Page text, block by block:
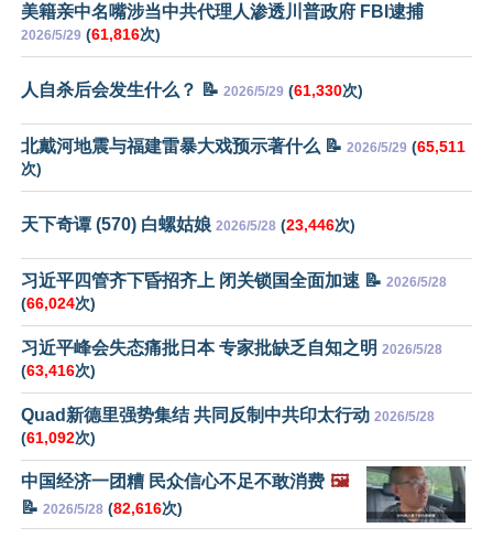
美籍亲中名嘴涉当中共代理人渗透川普政府 FBI逮捕
2026/5/29 (61,816次)
人自杀后会发生什么？ 📝 2026/5/29 (61,330次)
北戴河地震与福建雷暴大戏预示著什么 📝 2026/5/29 (65,511
次)
天下奇谭 (570) 白螺姑娘 2026/5/28 (23,446次)
习近平四管齐下昏招齐上 闭关锁国全面加速 📝 2026/5/28
(66,024次)
习近平峰会失态痛批日本 专家批缺乏自知之明 2026/5/28
(63,416次)
Quad新德里强势集结 共同反制中共印太行动 2026/5/28
(61,092次)
中国经济一团糟 民众信心不足不敢消费 🖼️
📝 2026/5/28 (82,616次)